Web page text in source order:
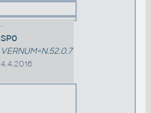
•
SP0
VERNUM=N.52.0.7
4.4.2016